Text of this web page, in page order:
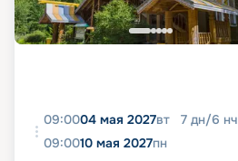
09:0004 мая 2027вт 7 дн/6 нч
09:0010 мая 2027пн